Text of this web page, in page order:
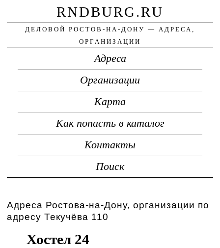
RNDBURG.RU
ДЕЛОВОЙ РОСТОВ-НА-ДОНУ — АДРЕСА,
ОРГАНИЗАЦИИ
Адреса
Организации
Карта
Как попасть в каталог
Контакты
Поиск
Адреса Ростова-на-Дону, организации по
адресу Текучёва 110
Хостел 24